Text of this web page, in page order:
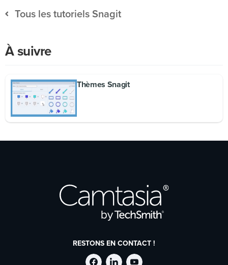
Tous les tutoriels Snagit
À suivre
Thèmes Snagit
RESTONS EN CONTACT !